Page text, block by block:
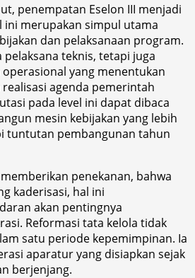
penempatan Eselon III menjadi
ini merupakan simpul utama
dan pelaksanaan program.
pelaksana teknis, tetapi juga
yang menentukan
agenda pemerintah
pada level ini dapat dibaca
mesin kebijakan yang lebih
tuntutan pembangunan tahun
penekanan, bahwa
kaderisasi, hal ini
akan pentingnya
Reformasi tata kelola tidak
satu periode kepemimpinan. Ia
aparatur yang disiapkan sejak
berjenjang.